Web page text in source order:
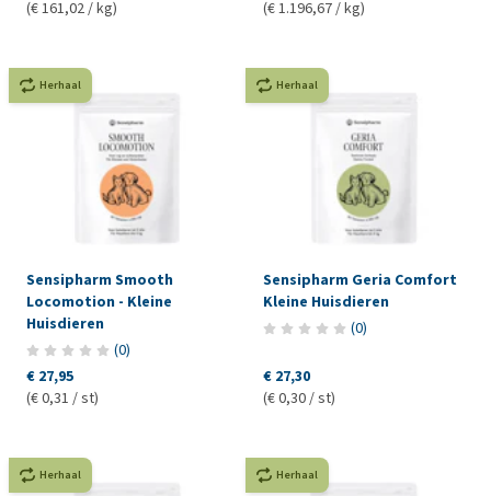
(€ 161,02 / kg) (€ 1.196,67 / kg)
Herhaal
Sensipharm Smooth
Locomotion - Kleine
Huisdieren
(0)
€ 27,95
(€ 0,31 / st)
Herhaal
Sensipharm Geria Comfort
Kleine Huisdieren
(0)
€ 27,30
(€ 0,30 / st)
Herhaal Herhaal